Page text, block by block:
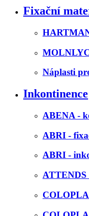
Fixační
Náplasti
Inkontinence
ABENA -
ABRI -
ABRI -
ATTENDS